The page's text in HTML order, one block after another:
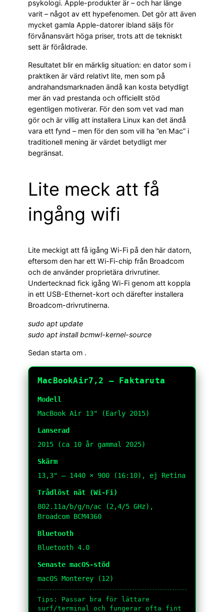
psykologi. Apple-produkter är – och har länge
varit – något av ett hypefenomen. Det gör att även
mycket gamla Apple-datorer ibland säljs för
förvånansvärt höga priser, trots att de tekniskt
sett är föråldrade.
Resultatet blir en märklig situation: en dator som i
praktiken är värd relativt lite, men som på
andrahandsmarknaden ändå kan kosta betydligt
mer än vad prestanda och officiellt stöd
egentligen motiverar. För den som vet vad man
gör och är villig att installera Linux kan det ändå
vara ett fynd – men för den som vill ha ”en Mac” i
traditionell mening är värdet betydligt mer
begränsat.
Lite meck att få
ingång wifi
Lite meckigt att få igång Wi-Fi på den här datorn,
eftersom den har ett Wi-Fi-chip från Broadcom
och de använder proprietära drivrutiner.
Undertecknad fick igång Wi-Fi genom att koppla
in ett USB-Ethernet-kort och därefter installera
Broadcom-drivrutinerna.
sudo apt update
sudo apt install bcmwl-kernel-source
Sedan starta om .
MacBookAir7,2 — Faktaruta
Modell
MacBook Air 13" (Early 2015)
Lanserad
2015 (ca 10 år gammal 2025)
Skärm
13,3" — 1440 × 900 (16:10), ej Retina
Trådlöst nät (Wi-Fi)
802.11a/b/g/n/ac (2,4/5 GHz),
Broadcom BCM4360
Bluetooth
Bluetooth 4.0
Senaste macOS-stöd
macOS Monterey (12)
Tips: Passar bra för lättare
surf/terminal och fungerar ofta fint